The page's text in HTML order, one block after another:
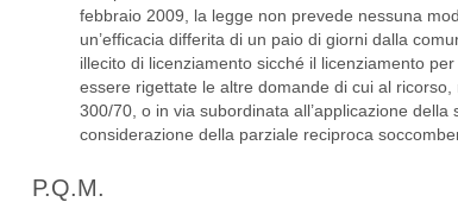
febbraio 2009, la legge non prevede nessuna
un’efficacia differita di un paio di giorni dalla
illecito di licenziamento sicché il licenziamento
essere rigettate le altre domande di cui al
300/70, o in via subordinata all’applicazione
considerazione della parziale reciproca
P.Q.M.